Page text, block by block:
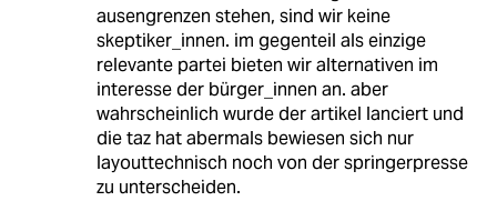
ausengrenzen stehen, sind wir keine
skeptiker_innen. im gegenteil als einzige
relevante partei bieten wir alternativen im
interesse der bürger_innen an. aber
wahrscheinlich wurde der artikel lanciert und
die taz hat abermals bewiesen sich nur
layouttechnisch noch von der springerpresse
zu unterscheiden.